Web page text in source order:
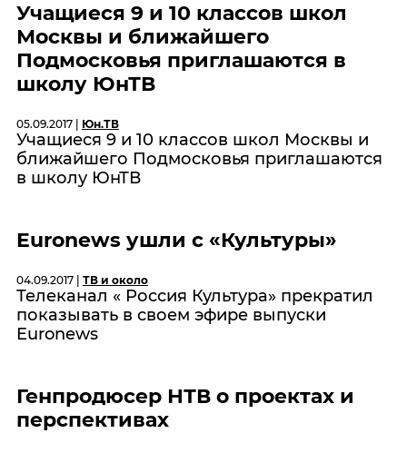
Учащиеся 9 и 10 классов школ
Москвы и ближайшего
Подмосковья приглашаются в
школу ЮнТВ
05.09.2017 | Юн.ТВ
Учащиеся 9 и 10 классов школ Москвы и
ближайшего Подмосковья приглашаются
в школу ЮнТВ
Euronews ушли с «Культуры»
04.09.2017 | ТВ и около
Телеканал « Россия Культура» прекратил
показывать в своем эфире выпуски
Euronews
Генпродюсер НТВ о проектах и
перспективах